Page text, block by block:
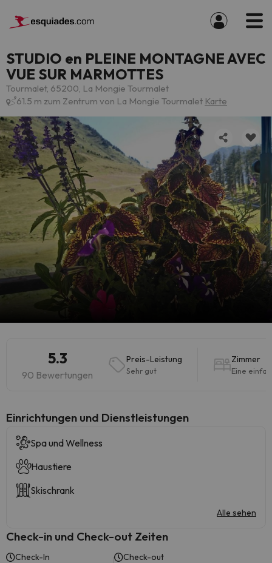
STUDIO en PLEINE MONTAGNE AVEC
VUE SUR MARMOTTES
Tourmalet, 65200, La Mongie Tourmalet
61.5 m zum Zentrum von La Mongie Tourmalet Karte
5.3
90 Bewertungen
Preis-Leistung
Sehr gut
Zimmer
Eine
​Einrichtungen und Dienstleistungen
Spa und Wellness
Haustiere
Skischrank
Alle sehen
Check-in und Check-out Zeiten
Check-In Check-out